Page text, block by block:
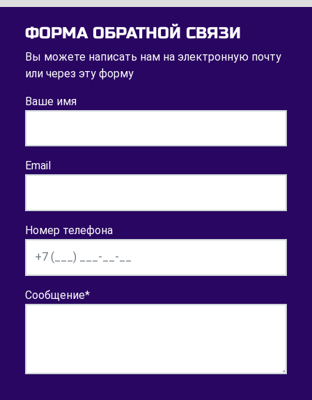
ФОРМА ОБРАТНОЙ СВЯЗИ
Вы можете написать нам на электронную почту
или через эту форму
Ваше имя
Email
Номер телефона
Сообщение*